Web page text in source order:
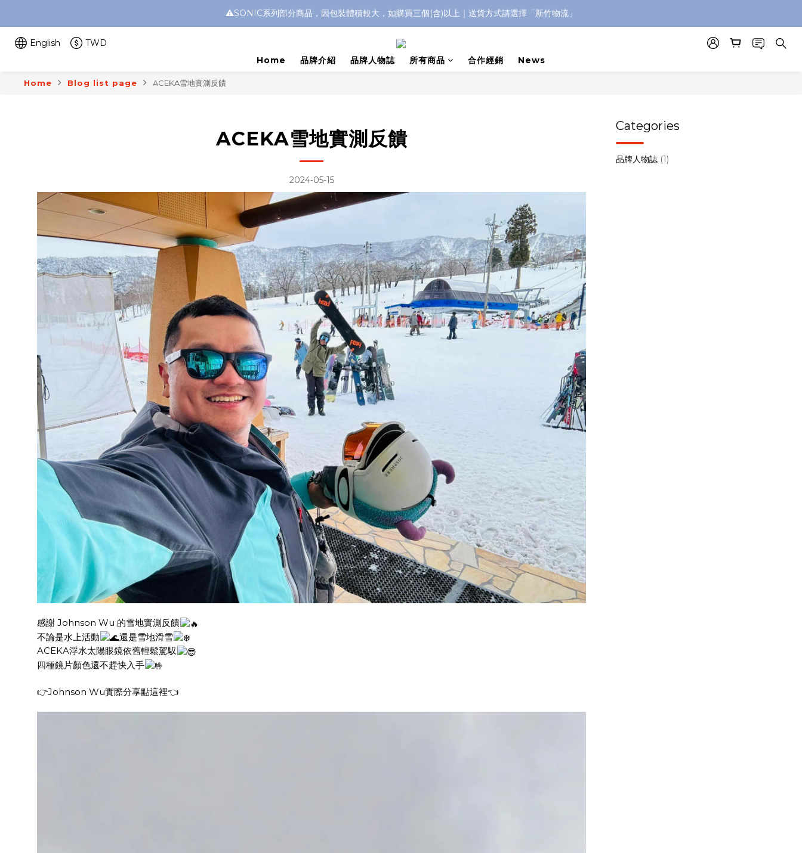
浮水太陽眼鏡🌊 全面升級新上市🎉
⚠️SONIC系列部分商品，因包裝體積較大，如購買三個(含)以上｜送貨方式請選擇「新竹物流」
浮水太陽眼鏡🌊 全面升級新上市🎉
English
TWD
Home
品牌介紹 品牌人物誌 所有商品 合作經銷 News
Home Blog list page ACEKA雪地實測反饋
ACEKA雪地實測反饋
2024-05-15
感謝 Johnson Wu 的雪地實測反饋
不論是水上活動
還是雪地滑雪
ACEKA浮水太陽眼鏡依舊輕鬆駕馭
四種鏡片顏色還不趕快入手
👉Johnson Wu實際分享點這裡👈
Categories
品牌人物誌 (1)